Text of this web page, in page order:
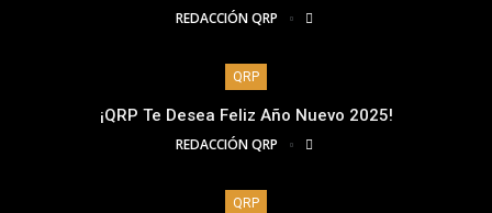
REDACCIÓN QRP
QRP
¡QRP Te Desea Feliz Año Nuevo 2025!
REDACCIÓN QRP
QRP